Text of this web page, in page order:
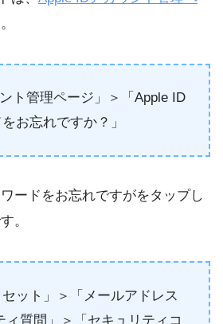
ト管理ページ」＞「Apple ID
お忘れですか？」
ードをお忘れですがをタップし
。
セット」＞「メールアドレス
ィ質問」＞「セキュリティコ